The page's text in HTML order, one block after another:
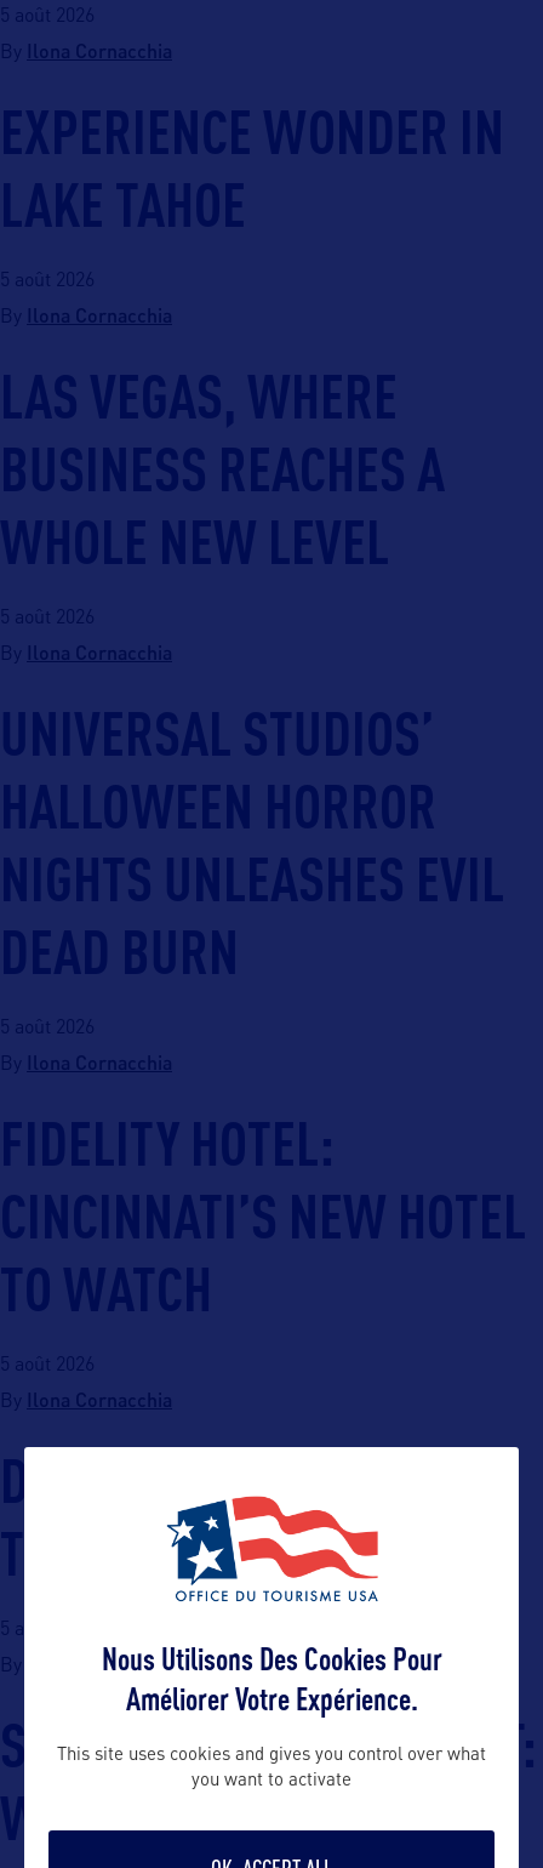
5 août 2026
By Ilona Cornacchia
EXPERIENCE WONDER IN
LAKE TAHOE
5 août 2026
By Ilona Cornacchia
LAS VEGAS, WHERE
BUSINESS REACHES A
WHOLE NEW LEVEL
5 août 2026
By Ilona Cornacchia
UNIVERSAL STUDIOS’
HALLOWEEN HORROR
NIGHTS UNLEASHES EVIL
DEAD BURN
5 août 2026
By Ilona Cornacchia
FIDELITY HOTEL:
CINCINNATI’S NEW HOTEL
TO WATCH
5 août 2026
By Ilona Cornacchia
DETROIT MEETS THE
TECHNO PARADE
5 août 2026
By
Ilona Cornacchia
SUMMIT ONE VANDERBILT:
WORLD PHOTOGRAPHY
Nous Utilisons Des Cookies Pour
Améliorer Votre Expérience.
This site uses cookies and gives you control over what
you want to activate